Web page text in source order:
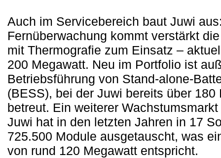
Auch im Servicebereich baut Juwi
Fernüberwachung kommt verstärkt
mit Thermografie zum Einsatz –
200 Megawatt. Neu im Portfolio ist
Betriebsführung von Stand-alone-
(BESS), bei der Juwi bereits über 180
betreut. Ein weiterer
Juwi hat in den letzten Jahren in 17
725.500 Module ausgetauscht, was
von rund 120 Megawatt entspricht.